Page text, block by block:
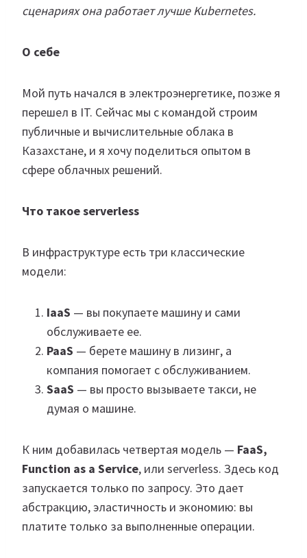
сценариях она работает лучше Kubernetes.
О себе
Мой путь начался в электроэнергетике, позже я
перешел в IT. Сейчас мы с командой строим
публичные и вычислительные облака в
Казахстане, и я хочу поделиться опытом в
сфере облачных решений.
Что такое serverless
В инфраструктуре есть три классические
модели:
IaaS — вы покупаете машину и сами
обслуживаете ее.
PaaS — берете машину в лизинг, а
компания помогает с обслуживанием.
SaaS — вы просто вызываете такси, не
думая о машине.
К ним добавилась четвертая модель — FaaS,
Function as a Service, или serverless. Здесь код
запускается только по запросу. Это дает
абстракцию, эластичность и экономию: вы
платите только за выполненные операции.